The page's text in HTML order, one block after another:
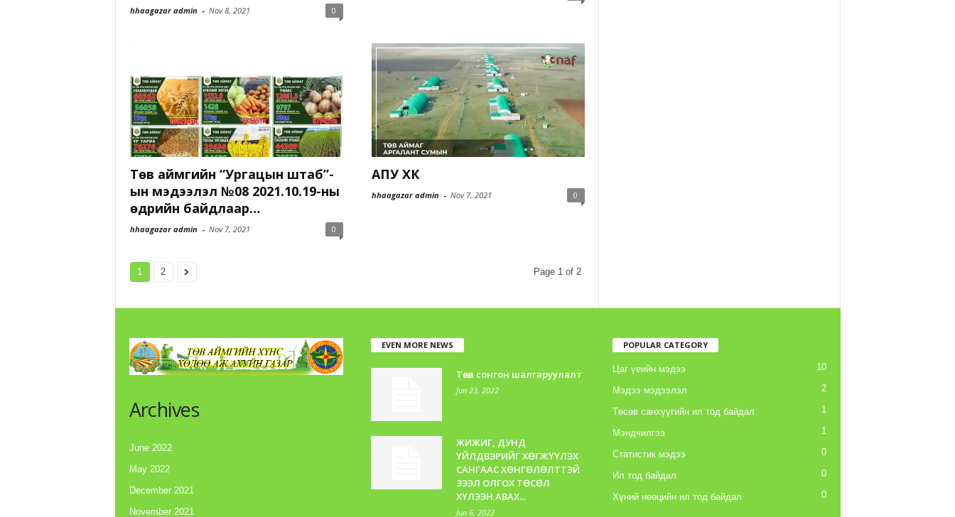
hhaagazar admin - Nov 8, 2021 0
Төв аймгийн “Ургацын штаб”-
ын мэдээлэл №08 2021.10.19-ны
өдрийн байдлаар…
hhaagazar admin - Nov 7, 2021 0
АПУ ХК
hhaagazar admin - Nov 7, 2021 0
1 2 Page 1 of 2
Archives
June 2022
May 2022
December 2021
November 2021
EVEN MORE NEWS
Төсөл сонгон шалгаруулалт
Jun 23, 2022
ЖИЖИГ, ДУНД
ҮЙЛДВЭРИЙГ ХӨГЖҮҮЛЭХ
САНГААС ХӨНГӨЛӨЛТТЭЙ
ЗЭЭЛ ОЛГОХ ТӨСӨЛ
ХҮЛЭЭН АВАХ...
Jun 6, 2022
POPULAR CATEGORY
Цаг үеийн мэдээ 10
Мэдээ мэдээлэл 2
Төсөв санхүүгийн ил тод байдал 1
Мэндчилгээ 1
Статистик мэдээ 0
Ил тод байдал 0
Хүний нөөцийн ил тод байдал 0